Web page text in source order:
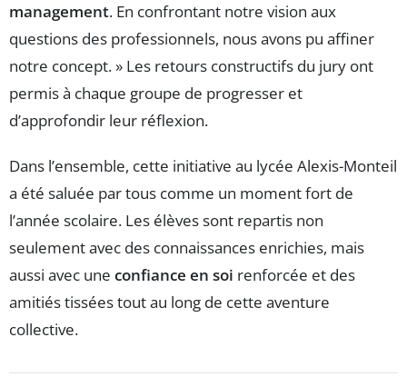
management. En confrontant notre vision aux
questions des professionnels, nous avons pu affiner
notre concept. » Les retours constructifs du jury ont
permis à chaque groupe de progresser et
d’approfondir leur réflexion.
Dans l’ensemble, cette initiative au lycée Alexis-Monteil
a été saluée par tous comme un moment fort de
l’année scolaire. Les élèves sont repartis non
seulement avec des connaissances enrichies, mais
aussi avec une confiance en soi renforcée et des
amitiés tissées tout au long de cette aventure
collective.